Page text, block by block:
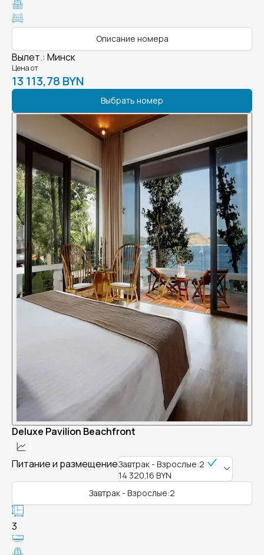
Описание номера
Вылет.: Минск
Цена от
13 113,78 BYN
Выбрать номер
Deluxe Pavilion Beachfront
Питание и размещениеЗавтрак - Взрослые:2
14 320,16 BYN
Завтрак - Взрослые:2
3